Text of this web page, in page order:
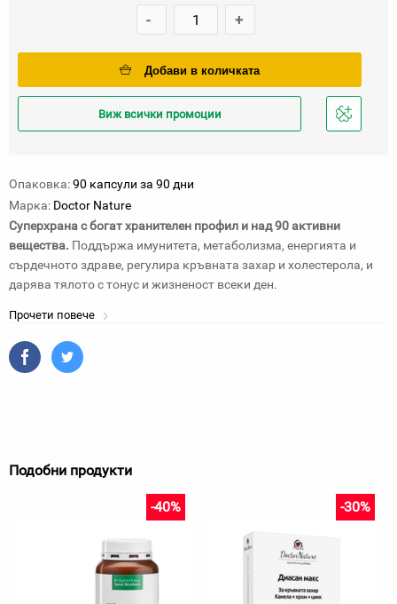
- +
Добави в количката
Виж всички промоции
Добави
Опаковка:90 капсули за 90 дни
Марка: Doctor Nature
Суперхрана с богат хранителен профил и над 90 активни
вещества. Поддържа имунитета, метаболизма, енергията и
сърдечното здраве, регулира кръвната захар и холестерола, и
дарява тялото с тонус и жизненост всеки ден.
Прочети повече
Подобни продукти
-40% -30%